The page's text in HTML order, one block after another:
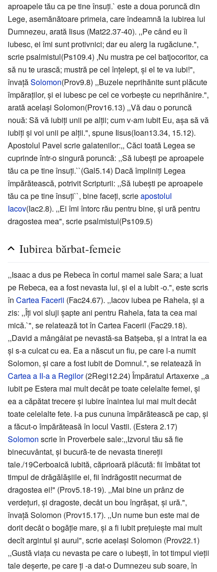
aproapele tău ca pe tine însuţi.` este a doua poruncă din
Lege, asemănătoare primeia, care îndeamnă la iubirea lui
Dumnezeu, arată Iisus (Mat22.37-40). ,,Pe când eu îi
iubesc, ei îmi sunt protivnici; dar eu alerg la rugăciune.",
scrie psalmistul(Ps109.4) ,Nu mustra pe cel batjocoritor, ca
să nu te urască; mustră pe cel înţelept, şi el te va iubi!",
învaţăSolomon(Prov9.8) ,,Buzele neprihănite sunt plăcute
împăraţilor, şi ei iubesc pe cel ce vorbeşte cu neprihănire.",
arată acelaşi Solomon(Prov16.13) ,,Vă dau o poruncă
nouă: Să vă iubiţi unii pe alţii; cum v-am iubit Eu, aşa să vă
iubiţi şi voi unii pe alţii.", spune Iisus(Ioan13.34, 15.12).
Apostolul Pavel scrie galatenilor:,, Căci toată Legea se
cuprinde într-o singură poruncă: ,,Să iubeşti pe aproapele
tău ca pe tine însuţi.``(Gal5.14) Dacă împliniţi Legea
împărătească, potrivit Scripturii: ,,Să iubeşti pe aproapele
tău ca pe tine însuţi``, bine faceţi, scrieapostolul
Iacov(Iac2.8). ,,Ei îmi întorc rău pentru bine, şi ură pentru
dragostea mea", scrie psalmistul(Ps109.5)
Iubirea bărbat-femeie
,,Isaac a dus pe Rebeca în cortul mamei sale Sara; a luat
pe Rebeca, ea a fost nevasta lui, şi el a iubit -o.", este scris
în Cartea Facerii (Fac24.67). ,,Iacov iubea pe Rahela, şi a
zis: ,,Îţi voi sluji şapte ani pentru Rahela, fata ta cea mai
mică.`", se relatează tot în Cartea Facerii (Fac29.18).
,,David a mângâiat pe nevastă-sa Batşeba, şi a intrat la ea
şi s-a culcat cu ea. Ea a născut un fiu, pe care l-a numit
Solomon, şi care a fost iubit de Domnul.", se relatează în
Cartea a II-a a Regilor(2Regi12.24) Împăratul Artaxerxe ,,a
iubit pe Estera mai mult decât pe toate celelalte femei, şi
ea a căpătat trecere şi iubire înaintea lui mai mult decât
toate celelalte fete. I-a pus cununa împărătească pe cap, şi
a făcut-o împărăteasă în locul Vastii. (Estera 2.17)
Solomon scrie în Proverbele sale:,,Izvorul tău să fie
binecuvântat, şi bucură-te de nevasta tinereţii
tale./19Cerboaică iubită, căprioară plăcută: fii îmbătat tot
timpul de drăgălăşiile ei, fii îndrăgostit necurmat de
dragostea ei!" (Prov5.18-19). ,,Mai bine un prânz de
verdeţuri, şi dragoste, decât un bou îngrăşat, şi ură.",
învaţă Solomon (Prov15.17). ,,Un nume bun este mai de
dorit decât o bogăţie mare, şi a fi iubit preţuieşte mai mult
decît argintul şi aurul", scrie acelaşi Solomon (Prov22.1)
,,Gustă viaţa cu nevasta pe care o iubeşti, în tot timpul vieţii
tale deşerte, pe care ţi -a dat-o Dumnezeu sub soare, în